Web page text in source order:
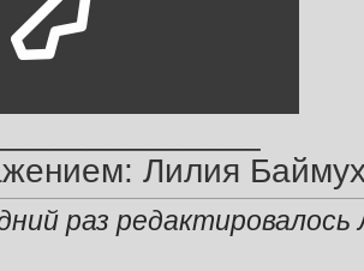
Лилия
раз